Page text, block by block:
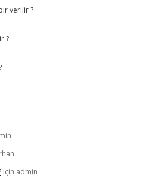
verilir ?
?
için admin